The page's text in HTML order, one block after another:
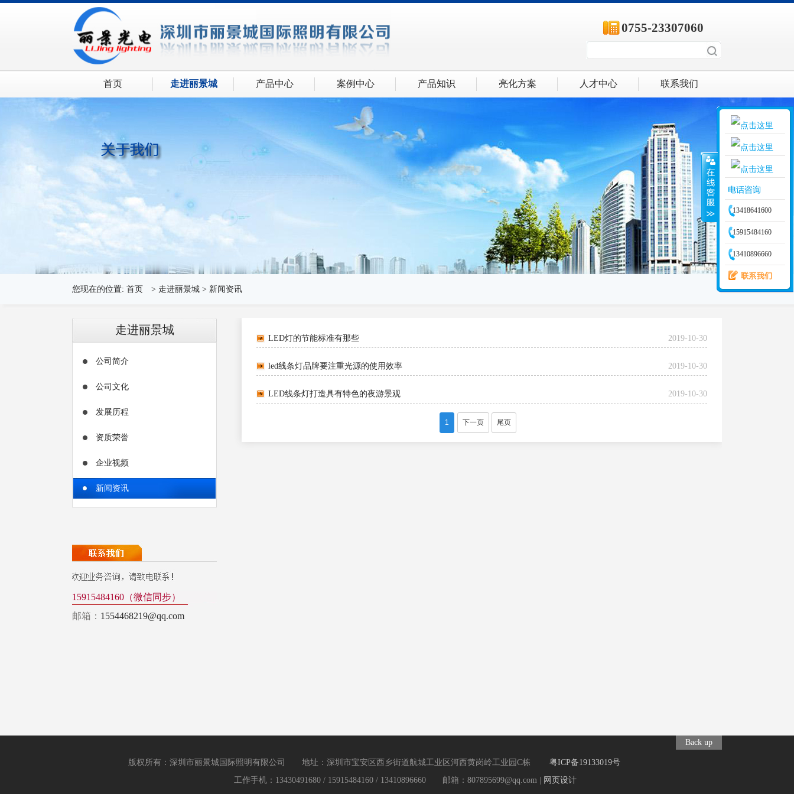
0755-23307060
首页 走进丽景城 产品中心 案例中心 产品知识 亮化方案 人才中心 联系我们
您现在的位置: 首页 > 走进丽景城 > 新闻资讯
走进丽景城
公司简介
公司文化
发展历程
资质荣誉
企业视频
新闻资讯
15915484160（微信同步）
邮箱： 1554468219@qq.com
LED灯的节能标准有那些 2019-10-30
led线条灯品牌要注重光源的使用效率 2019-10-30
LED线条灯打造具有特色的夜游景观 2019-10-30
1 下一页 尾页
Back up
版权所有：深圳市丽景城国际照明有限公司 地址：深圳市宝安区西乡街道航城工业区河西黄岗岭工业园C栋 粤ICP备19133019号
工作手机：13430491680 / 15915484160 / 13410896660 邮箱： 807895699@qq.com 网页设计
客服一
客服二
客服三
13418641600
15915484160
13410896660